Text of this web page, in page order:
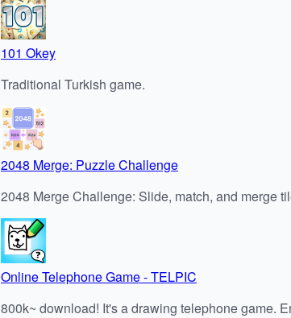
101 Okey
Traditional Turkish game.
2048 Merge: Puzzle Challenge
2048 Merge Challenge: Slide, match, and merge
Online Telephone Game - TELPIC
800k~ download! It's a drawing telephone game.